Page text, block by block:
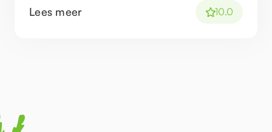
Lees meer
10.0